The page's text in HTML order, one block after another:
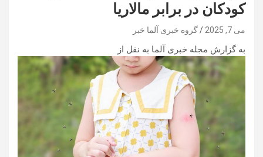
کودکان در برابر مالاریا
می 7, 2025 گروه خبری آلما خبر
به گزارش مجله خبری آلما به نقل از